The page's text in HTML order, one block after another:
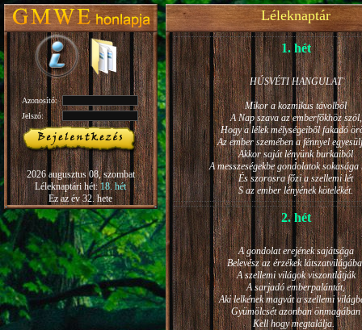
Azonosító:
Jelszó:
2026 augusztus 08, szombat
Léleknaptári hét:18. hét
Ez az év 32. hete
Léleknaptár
1. hét
HÚSVÉTI HANGULAT
Mikor a kozmikus távolból
A Nap szava az emberfőkhöz szól,
Hogy a lélek mélységeiből fakadó
Az ember szemében a fénnyel
Akkor saját lényünk burkaiból
A messzeségekbe gondolatok sokasága
És szorosra főzi a szellemi lét
S az ember lényének kötelékét.
2. hét
A gondolat erejének sajátsága
Belevész az érzékek
A szellemi világok viszontlátják
A sarjadó emberpalántát,
Aki lelkének magvát a szellemi
Gyümölcsét azonban önmagában
Kell hogy megtalálja.